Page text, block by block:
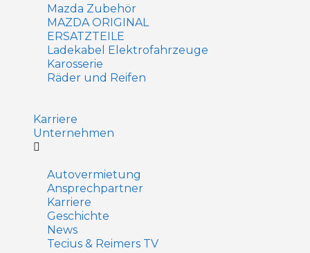
Mazda Zubehör
MAZDA ORIGINAL
ERSATZTEILE
Ladekabel Elektrofahrzeuge
Karosserie
Räder und Reifen
Karriere
Unternehmen
Autovermietung
Ansprechpartner
Karriere
Geschichte
News
Tecius & Reimers TV